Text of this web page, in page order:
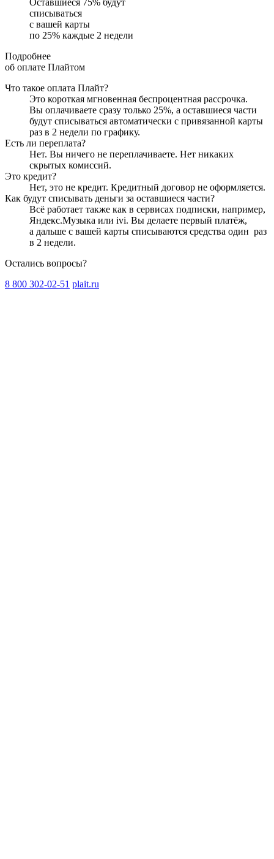
Оставшиеся 75% будут
списываться
с вашей карты
по 25% каждые 2 недели
Подробнее
об оплате Плайтом
Что такое оплата Плайт?
Это короткая мгновенная беспроцентная рассрочка.
Вы оплачиваете сразу только 25%, а оставшиеся части
будут списываться автоматически с привязанной карты
раз в 2 недели по графику.
Есть ли переплата?
Нет. Вы ничего не переплачиваете. Нет никаких
скрытых комиссий.
Это кредит?
Нет, это не кредит. Кредитный договор не оформляется.
Как будут списывать деньги за оставшиеся части?
Всё работает также как в сервисах подписки, например,
Яндекс.Музыка или ivi. Вы делаете первый платёж,
а дальше с вашей карты списываются средства один раз
в 2 недели.
Остались вопросы?
8 800 302-02-51 plait.ru